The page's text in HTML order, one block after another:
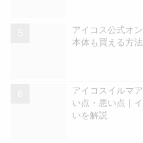
アイコス公式オ
本体も買える方
アイコスイルマ
い点・悪い点｜
いを解説